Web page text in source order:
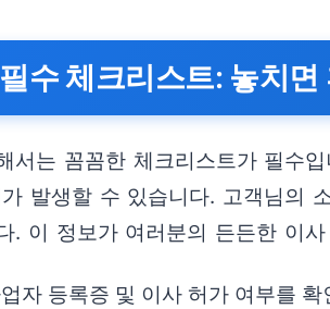
수 체크리스트: 놓치
서는 꼼꼼한 체크리스트가 필수
발생할 수 있습니다. 고객님의
. 이 정보가 여러분의 든든한 이
자 등록증 및 이사 허가 여부를 확